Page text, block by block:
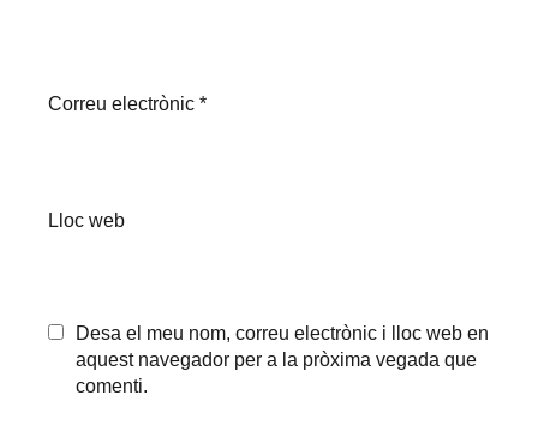
Correu electrònic *
Lloc web
Desa el meu nom, correu electrònic i lloc web en
aquest navegador per a la pròxima vegada que
comenti.